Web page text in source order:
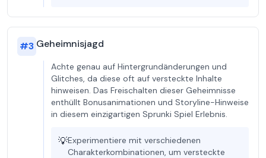
#3 Geheimnisjagd
Achte genau auf Hintergrundänderungen und
Glitches, da diese oft auf versteckte Inhalte
hinweisen. Das Freischalten dieser Geheimnisse
enthüllt Bonusanimationen und Storyline-Hinweise
in diesem einzigartigen Sprunki Spiel Erlebnis.
💡Experimentiere mit verschiedenen
Charakterkombinationen, um versteckte